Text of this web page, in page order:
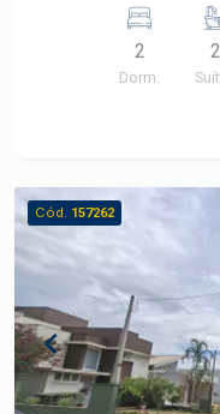
busca viver com
com a natureza,
estar próximo à
receber amigos e
generoso permite
uso e expansão.
privilegiada em Ártemis - Ambiente
calmo - Ótima estrutura para descanso e lazer -
Potencial para
em contato para
uma visita!
2
Dorm.
2
Cód. 157262